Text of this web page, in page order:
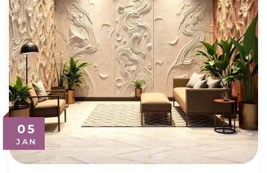
05
JAN